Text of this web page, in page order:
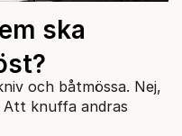
ska
och båtmössa. Nej,
Att knuffa andras